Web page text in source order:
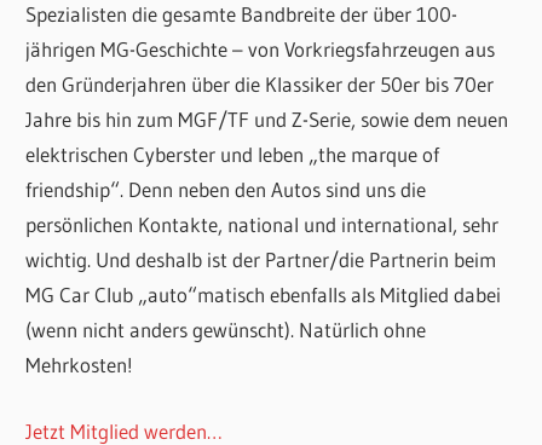
Spezialisten die gesamte Bandbreite der über 100-
jährigen MG-Geschichte – von Vorkriegsfahrzeugen aus
den Gründerjahren über die Klassiker der 50er bis 70er
Jahre bis hin zum MGF/TF und Z-Serie, sowie dem neuen
elektrischen Cyberster und leben „the marque of
friendship“. Denn neben den Autos sind uns die
persönlichen Kontakte, national und international, sehr
wichtig. Und deshalb ist der Partner/die Partnerin beim
MG Car Club „auto“matisch ebenfalls als Mitglied dabei
(wenn nicht anders gewünscht). Natürlich ohne
Mehrkosten!
Jetzt Mitglied werden…